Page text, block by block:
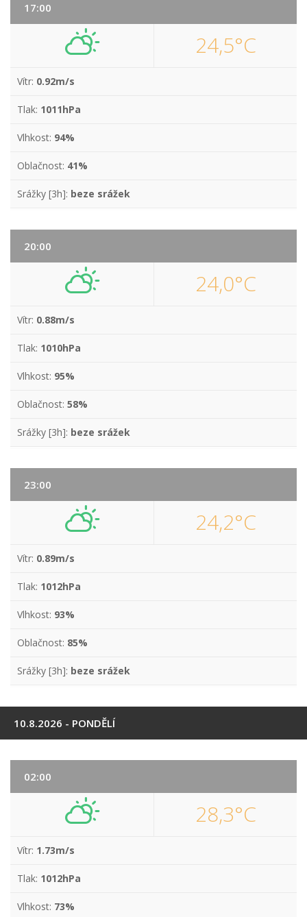
17:00
24,5°C
Vítr: 0.92m/s
Tlak: 1011hPa
Vlhkost: 94%
Oblačnost: 41%
Srážky [3h]: beze srážek
20:00
24,0°C
Vítr: 0.88m/s
Tlak: 1010hPa
Vlhkost: 95%
Oblačnost: 58%
Srážky [3h]: beze srážek
23:00
24,2°C
Vítr: 0.89m/s
Tlak: 1012hPa
Vlhkost: 93%
Oblačnost: 85%
Srážky [3h]: beze srážek
10.8.2026 - PONDĚLÍ
02:00
28,3°C
Vítr: 1.73m/s
Tlak: 1012hPa
Vlhkost: 73%